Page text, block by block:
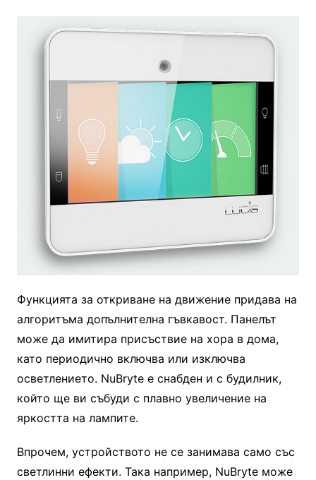
Функцията за откриване на движение придава на
алгоритъма допълнителна гъвкавост. Панелът
може да имитира присъствие на хора в дома,
като периодично включва или изключва
осветлението. NuBryte е снабден и с будилник,
който ще ви събуди с плавно увеличение на
яркостта на лампите.
Впрочем, устройството не се занимава само със
светлинни ефекти. Така например, NuBryte може